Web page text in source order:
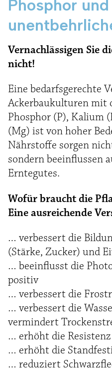
Phosphor
Vernachlässigen Sie
nicht!
Eine bedarfsgerechte
Ackerbaukulturen mit
Phosphor (P), Kalium
(Mg) ist von hoher
Nährstoffe sorgen
sondern beeinflussen
Erntegutes.
Wofür braucht die
Eine ausreichende
… verbessert die
(Stärke, Zucker) und
… beeinflusst die
positiv
… verbessert die
… verbessert die
vermindert
… erhöht die
… erhöht die
… reduziert